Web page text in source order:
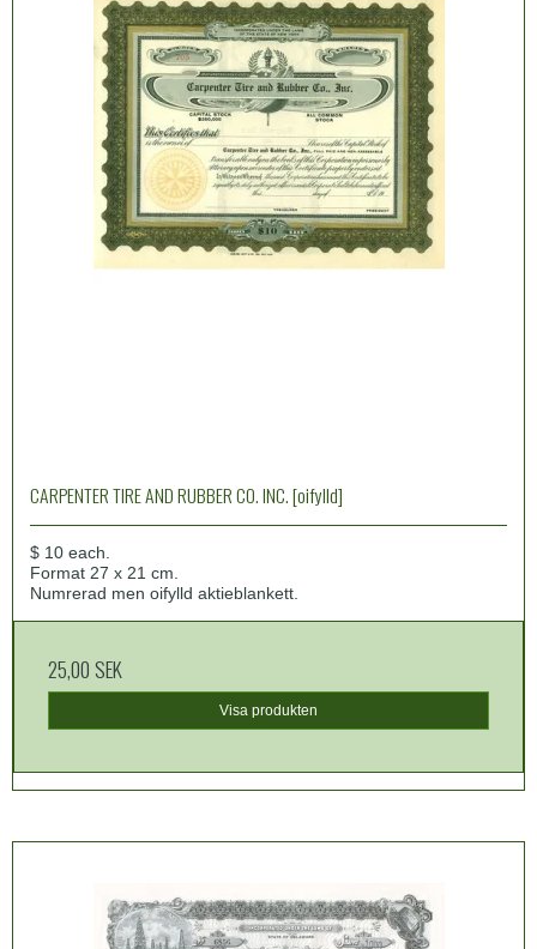
CARPENTER TIRE AND RUBBER CO. INC. [oifylld]
$ 10 each.
Format 27 x 21 cm.
Numrerad men oifylld aktieblankett.
25,00 SEK
Visa produkten